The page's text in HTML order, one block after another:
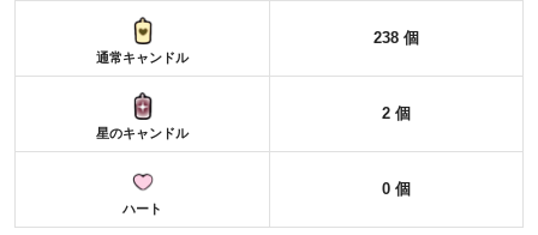
通常キャンドル
238 個
星のキャンドル
2 個
ハート
0 個